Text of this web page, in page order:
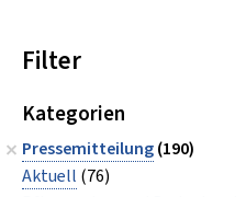
Filter
Kategorien
Pressemitteilung(190)
Aktuell (76)